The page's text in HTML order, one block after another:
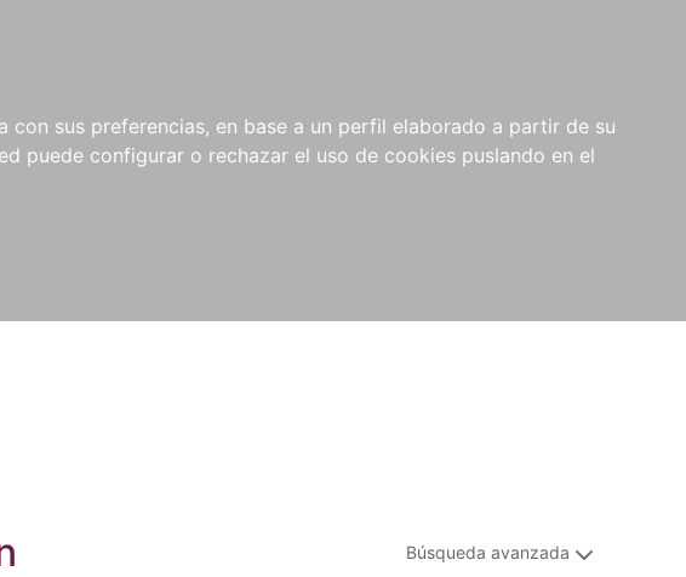
sus preferencias, en base a un perfil elaborado a partir de su
puede configurar o rechazar el uso de cookies puslando en el
NOVEDADES NOTICIAS
COMPRAS
INSTITUCIONALES
Búsqueda avanzada